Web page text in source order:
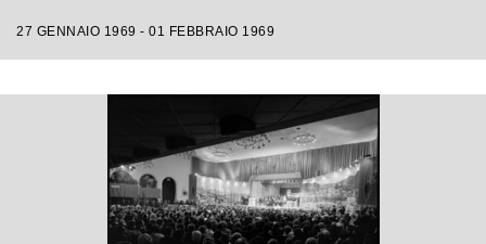
27 GENNAIO 1969 - 01 FEBBRAIO 1969